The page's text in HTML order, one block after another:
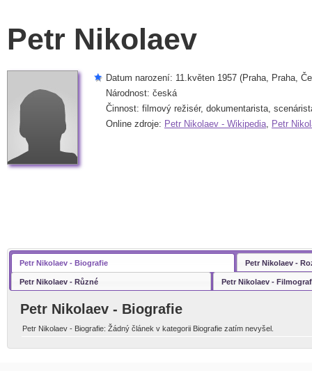
Petr Nikolaev
Datum narození: 11.květen 1957 (Praha, Praha,
Národnost: česká
Činnost: filmový režisér, dokumentarista,
Online zdroje: Petr Nikolaev - Wikipedia, Petr
Petr Nikolaev - Biografie Petr Nikolaev -
Petr Nikolaev - Různé Petr Nikolaev -
Petr Nikolaev - Biografie
Petr Nikolaev - Biografie: Žádný článek v kategorii Biografie zatím nevyšel.